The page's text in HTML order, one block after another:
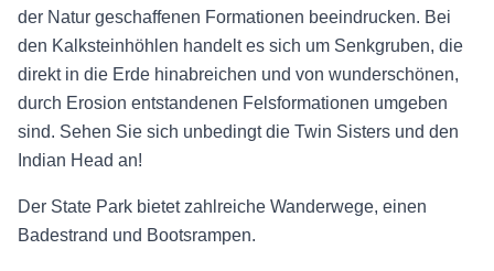
der Natur geschaffenen Formationen beeindrucken. Bei
den Kalksteinhöhlen handelt es sich um Senkgruben, die
direkt in die Erde hinabreichen und von wunderschönen,
durch Erosion entstandenen Felsformationen umgeben
sind. Sehen Sie sich unbedingt die Twin Sisters und den
Indian Head an!
Der State Park bietet zahlreiche Wanderwege, einen
Badestrand und Bootsrampen.